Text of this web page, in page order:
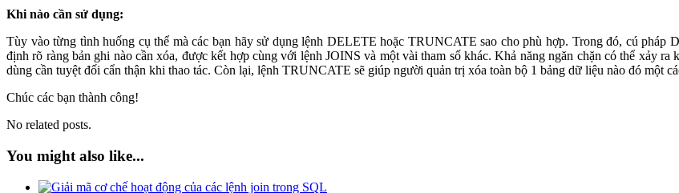
Khi nào cần sử dụng:
Tùy vào từng tình huống cụ thể mà các bạn hãy sử dụng lệnh DELETE hoặc TRUNCATE sao cho phù hợp. Trong đó, cú
định rõ ràng bản ghi nào cần xóa, được kết hợp cùng với lệnh JOINS và một vài tham số khác. Khả năng ngăn chặn có thể xảy
dùng cần tuyệt đối cẩn thận khi thao tác. Còn lại, lệnh TRUNCATE sẽ giúp người quản trị xóa toàn bộ 1 bảng dữ liệu nào đó một
Chúc các bạn thành công!
No related posts.
You might also like...